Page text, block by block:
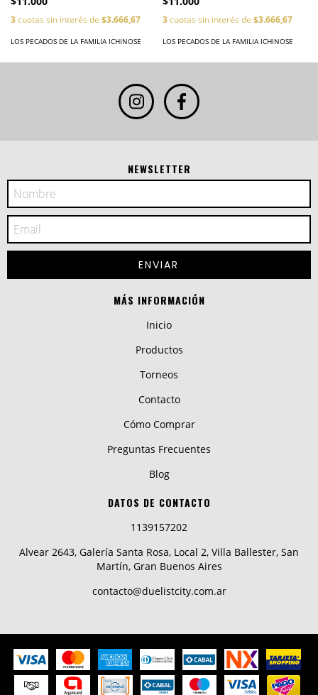
3cuotas sin interés de $3.666,67
LOS PECADOS DE LA FAMILIA ICHINOSE
3cuotas sin interés de $3.666,67
LOS PECADOS DE LA FAMILIA ICHINOSE
NEWSLETTER
MÁS INFORMACIÓN
Inicio
Productos
Torneos
Contacto
Cómo Comprar
Preguntas Frecuentes
Blog
DATOS DE CONTACTO
1139157202
Alvear 2643, Galería Santa Rosa, Local 2, Villa Ballester, San
Martín, Gran Buenos Aires
contacto@duelistcity.com.ar